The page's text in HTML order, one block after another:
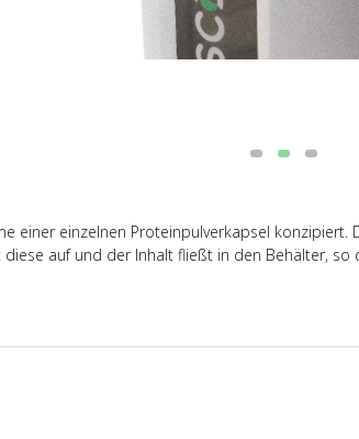
einer einzelnen Proteinpulverkapsel konzipiert.
auf und der Inhalt fließt in den Behälter,